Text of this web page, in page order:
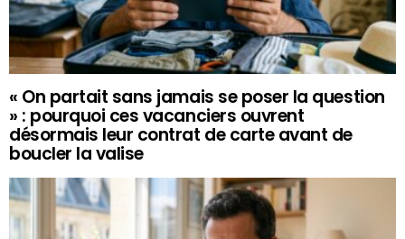
« On partait sans jamais se poser la question
» : pourquoi ces vacanciers ouvrent
désormais leur contrat de carte avant de
boucler la valise